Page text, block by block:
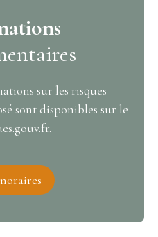
sur les risques
sont disponibles sur le